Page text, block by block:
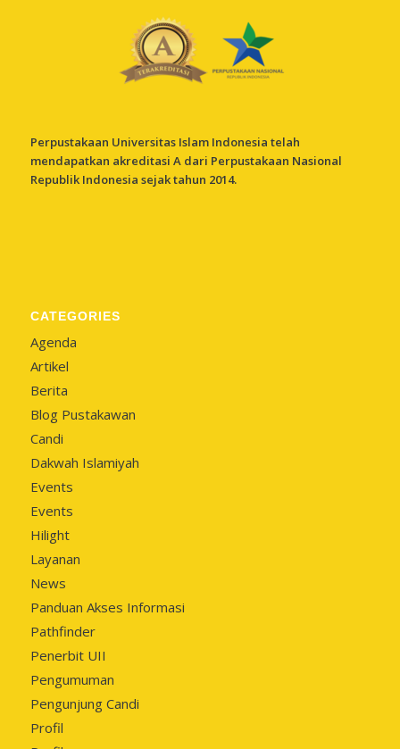
Perpustakaan Universitas Islam Indonesia telah
mendapatkan akreditasi A dari Perpustakaan Nasional
Republik Indonesia sejak tahun 2014.
CATEGORIES
Agenda
Artikel
Berita
Blog Pustakawan
Candi
Dakwah Islamiyah
Events
Events
Hilight
Layanan
News
Panduan Akses Informasi
Pathfinder
Penerbit UII
Pengumuman
Pengunjung Candi
Profil